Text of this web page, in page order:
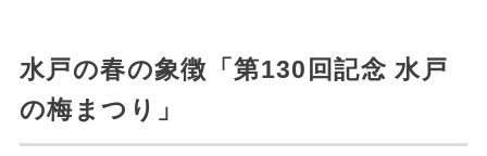
水戸の春の象徴「第130回記念 水戸
の梅まつり」